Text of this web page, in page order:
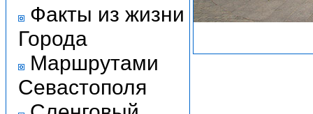
Факты из жизни
Города
Маршрутами
Севастополя